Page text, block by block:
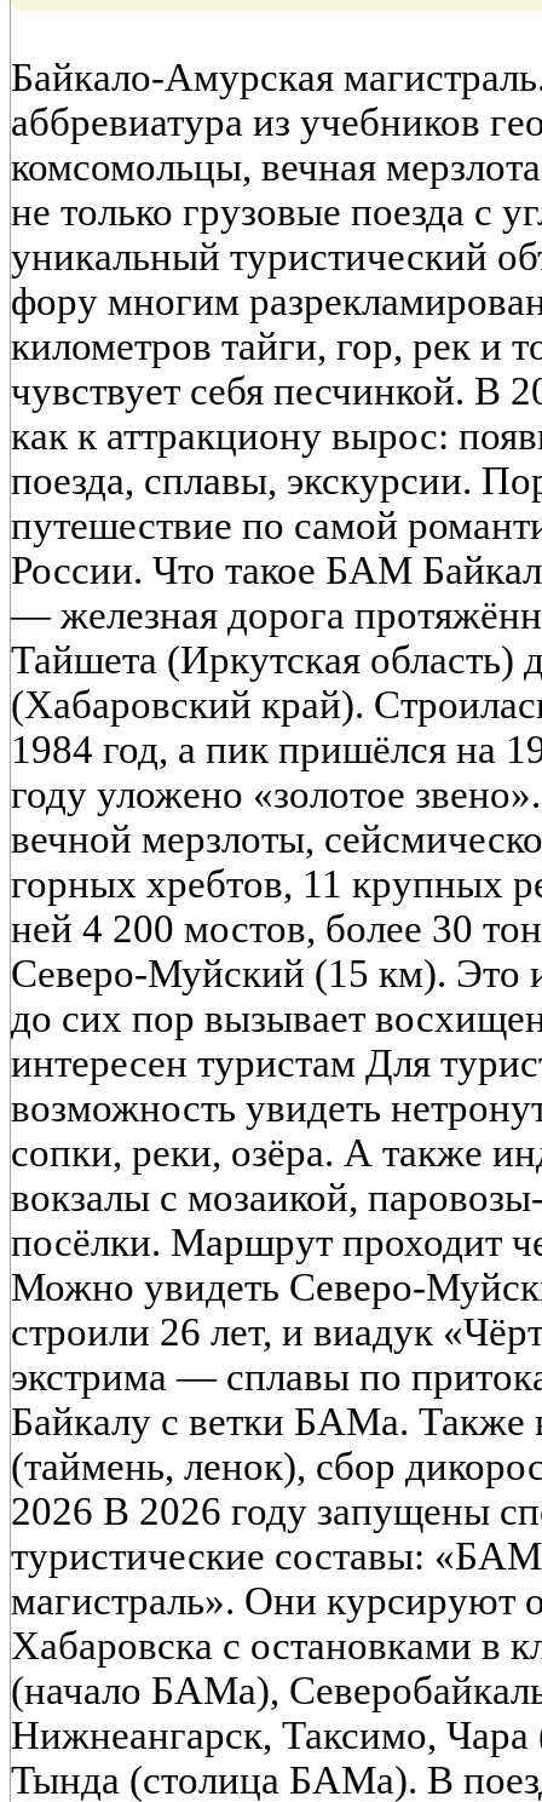
Байкало-Амурская
аббревиатура из учебников
комсомольцы, вечная
не только грузовые поезда с
уникальный туристический
фору многим
километров тайги, гор, рек и
чувствует себя песчинкой. В
как к аттракциону вырос:
поезда, сплавы, экскурсии.
путешествие по самой
России. Что такое БАМ
— железная дорога
Тайшета (Иркутская область)
(Хабаровский край).
1984 год, а пик пришёлся на
году уложено «золотое
вечной мерзлоты,
горных хребтов, 11 крупных
ней 4 200 мостов, более 30
Северо-Муйский (15 км). Это
до сих пор вызывает
интересен туристам Для
возможность увидеть
сопки, реки, озёра. А также
вокзалы с мозаикой,
посёлки. Маршрут проходит
Можно увидеть Северо-
строили 26 лет, и виадук
экстрима — сплавы по
Байкалу с ветки БАМа. Также
(таймень, ленок), сбор
2026 В 2026 году запущены
туристические составы:
магистраль». Они курсируют
Хабаровска с остановками в
(начало БАМа),
Нижнеангарск, Таксимо,
Тында (столица БАМа). В